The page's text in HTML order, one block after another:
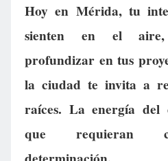
Hoy en Mérida, tu
sienten en el aire,
profundizar en tus
la ciudad te invita a
raíces. La energía del
que requieran